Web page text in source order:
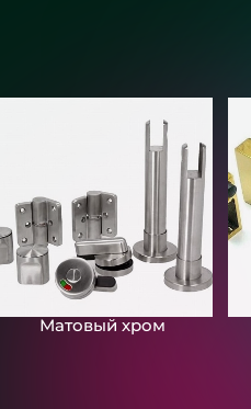
Матовый хром